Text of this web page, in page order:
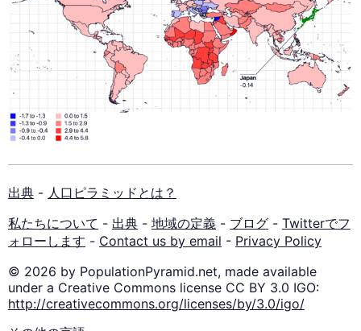
出典 - 人口ピラミッドとは？
私たちについて - 出典 - 地域の定義 - ブログ - Twitterでフ
ォローします - Contact us by email - Privacy Policy
© 2026 by PopulationPyramid.net, made available
under a Creative Commons license CC BY 3.0 IGO:
http://creativecommons.org/licenses/by/3.0/igo/